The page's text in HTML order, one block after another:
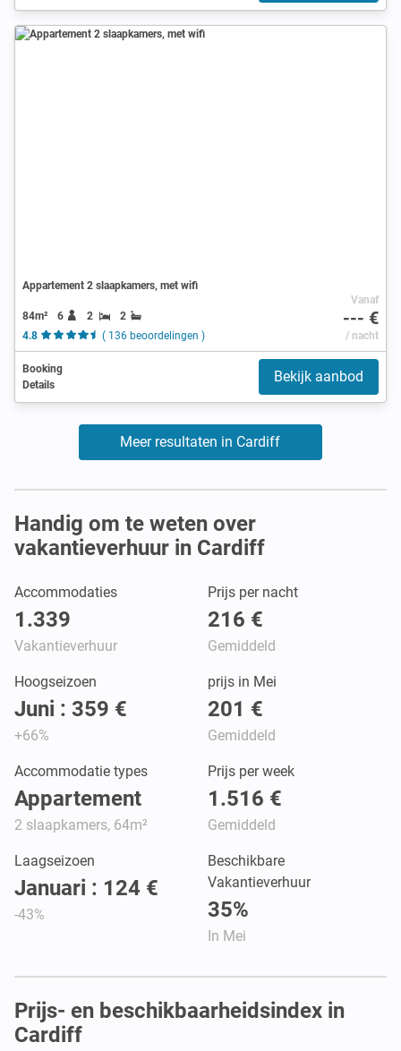
Appartement 2 slaapkamers, met wifi
84m² 6 2
2
4.8
( 136 beoordelingen )
Vanaf
--- €
/ nacht
Booking
Details
Bekijk aanbod
Meer resultaten in Cardiff
Handig om te weten over
vakantieverhuur in Cardiff
Accommodaties
1.339
Vakantieverhuur
Prijs per nacht
216 €
Gemiddeld
Hoogseizoen
Juni : 359 €
+66%
prijs in Mei
201 €
Gemiddeld
Accommodatie types
Appartement
2 slaapkamers, 64m²
Prijs per week
1.516 €
Gemiddeld
Laagseizoen
Januari : 124 €
-43%
Beschikbare
Vakantieverhuur
35%
In Mei
Prijs- en beschikbaarheidsindex in
Cardiff